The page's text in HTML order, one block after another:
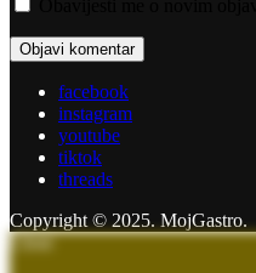
facebook
instagram
youtube
tiktok
threads
Copyright © 2025. MojGastro.
Close